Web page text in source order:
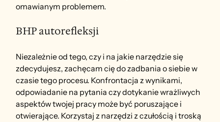
omawianym problemem.
BHP autorefleksji
Niezależnie od tego, czy i na jakie narzędzie się
zdecydujesz, zachęcam cię do zadbania o siebie w
czasie tego procesu. Konfrontacja z wynikami,
odpowiadanie na pytania czy dotykanie wrażliwych
aspektów twojej pracy może być poruszające i
otwierające. Korzystaj z narzędzi z czułością i troską